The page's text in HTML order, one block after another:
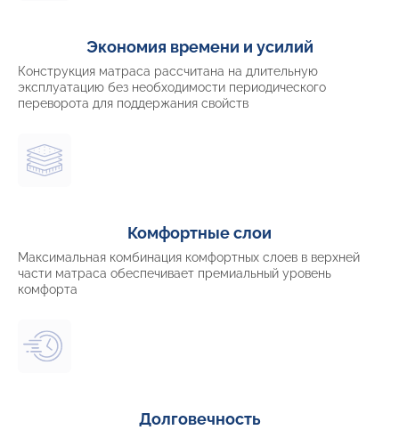
Экономия времени и усилий
Конструкция матраса рассчитана на длительную
эксплуатацию без необходимости периодического
переворота для поддержания свойств
Комфортные слои
Максимальная комбинация комфортных слоев в верхней
части матраса обеспечивает премиальный уровень
комфорта
Долговечность